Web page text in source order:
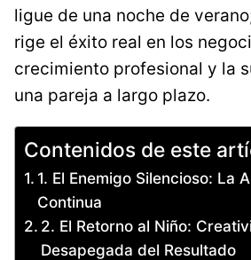
ligue de una noche de
rige el éxito real en los
crecimiento profesional y la
una pareja a largo plazo.
Contenidos de este
1. El Enemigo Silencioso: La
Continua
2. El Retorno al Niño:
Desapegada del Resultado